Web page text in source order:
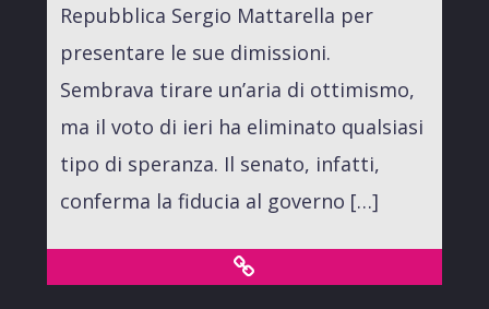
Repubblica Sergio Mattarella per
presentare le sue dimissioni.
Sembrava tirare un’aria di ottimismo,
ma il voto di ieri ha eliminato qualsiasi
tipo di speranza. Il senato, infatti,
conferma la fiducia al governo […]